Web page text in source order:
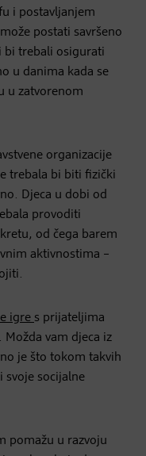
i postavljanjem
postati savršeno
bi trebali osigurati
u danima kada se
u zatvorenom
organizacije
trebala bi biti fizički
Djeca u dobi od
provoditi
od čega barem
aktivnostima –
igre s prijateljima
vam djeca iz
je što tokom takvih
svoje socijalne
pomažu u razvoju